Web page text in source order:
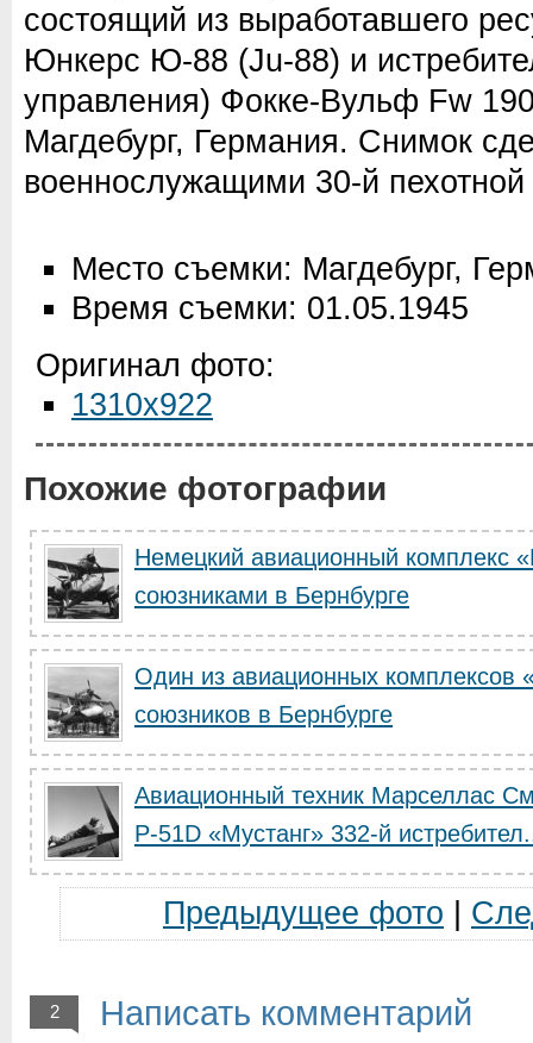
состоящий из выработавшего
Юнкерс Ю-88 (Ju-88) и
управления) Фокке-Вульф Fw
Магдебург, Германия. Снимок
военнослужащими 30-й
Место съемки: Магдебург,
Время съемки: 01.05.1945
Оригинал фото:
1310x922
Похожие фотографии
Немецкий авиационный комплекс
союзниками в Бернбурге
Один из авиационных комплексов
союзников в Бернбурге
Авиационный техник Марселлас
Р-51D «Мустанг» 332-й
Предыдущее фото
2 Написать комментарий